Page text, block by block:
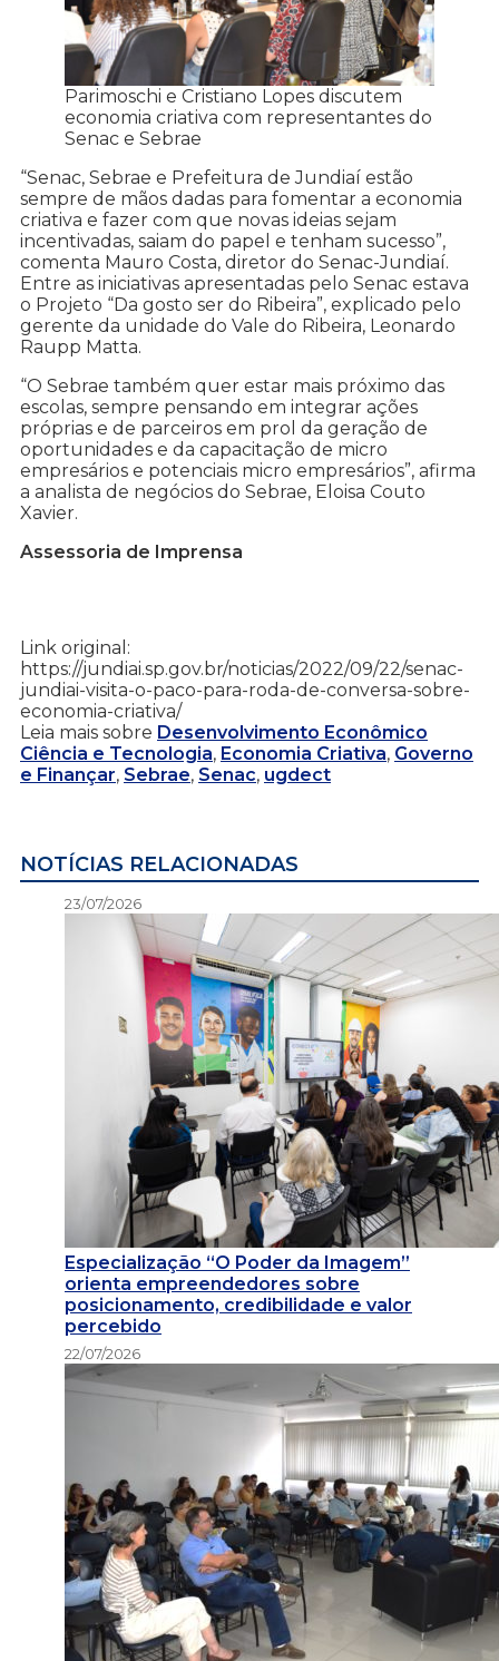
Parimoschi e Cristiano Lopes discutem
economia criativa com representantes do
Senac e Sebrae
“Senac, Sebrae e Prefeitura de Jundiaí estão
sempre de mãos dadas para fomentar a economia
criativa e fazer com que novas ideias sejam
incentivadas, saiam do papel e tenham sucesso”,
comenta Mauro Costa, diretor do Senac-Jundiaí.
Entre as iniciativas apresentadas pelo Senac estava
o Projeto “Da gosto ser do Ribeira”, explicado pelo
gerente da unidade do Vale do Ribeira, Leonardo
Raupp Matta.
“O Sebrae também quer estar mais próximo das
escolas, sempre pensando em integrar ações
próprias e de parceiros em prol da geração de
oportunidades e da capacitação de micro
empresários e potenciais micro empresários”, afirma
a analista de negócios do Sebrae, Eloisa Couto
Xavier.
Assessoria de Imprensa
Link original:
https://jundiai.sp.gov.br/noticias/2022/09/22/senac-
jundiai-visita-o-paco-para-roda-de-conversa-sobre-
economia-criativa/
Leia mais sobre Desenvolvimento Econômico
Ciência e Tecnologia, Economia Criativa, Governo
e Finançar, Sebrae, Senac, ugdect
NOTÍCIAS RELACIONADAS
23/07/2026
Especialização “O Poder da Imagem”
orienta empreendedores sobre
posicionamento, credibilidade e valor
percebido
22/07/2026